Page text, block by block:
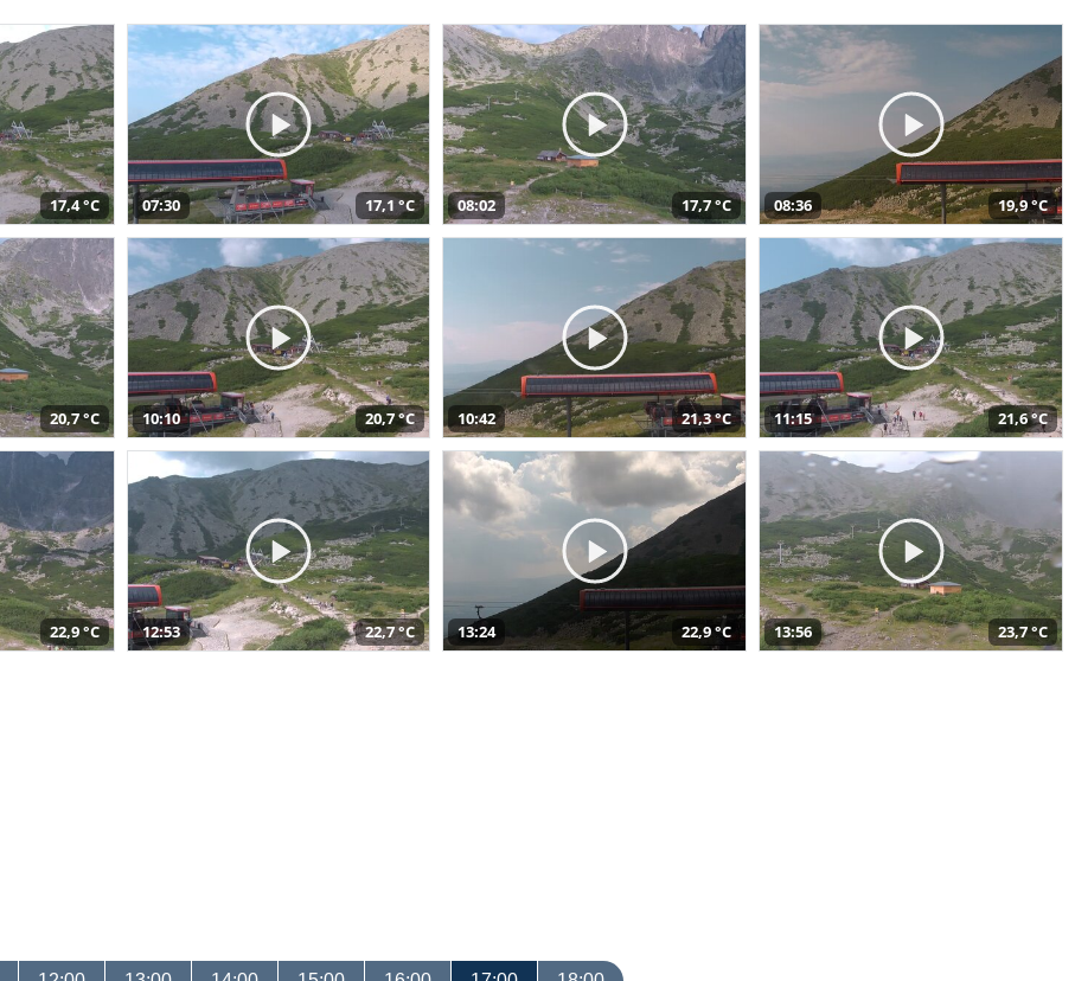
17,4 °C 07:30 17,1 °C 08:02 17,7 °C 08:36 19,9 °C
20,7 °C 10:10 20,7 °C 10:42 21,3 °C 11:15 21,6 °C
22,9 °C 12:53 22,7 °C 13:24 22,9 °C 13:56 23,7 °C